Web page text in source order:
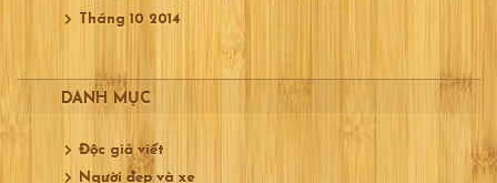
Tháng 10 2014
DANH MỤC
Độc giả viết
Người đẹp và xe